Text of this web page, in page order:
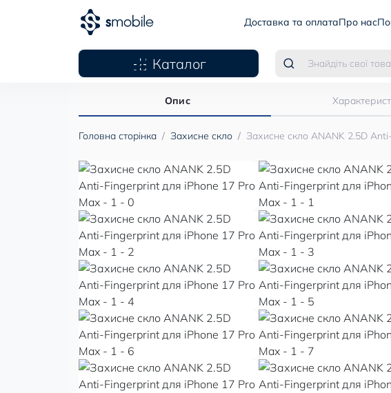
Доставка та оплатаПро нас
Каталог
Головна сторінка Захисне скло Захисне скло ANANK 2.5D
Опис